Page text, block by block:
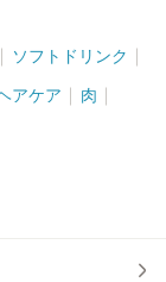
ソフトドリンク
アケア 肉